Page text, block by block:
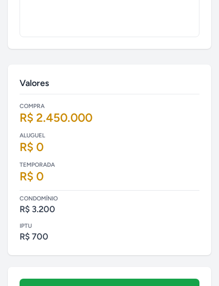
Valores
COMPRA
R$ 2.450.000
ALUGUEL
R$ 0
TEMPORADA
R$ 0
CONDOMÍNIO
R$ 3.200
IPTU
R$ 700